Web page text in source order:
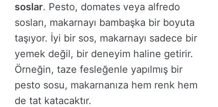
soslar. Pesto, domates veya alfredo
sosları, makarnayı bambaşka bir boyuta
taşıyor. İyi bir sos, makarnayı sadece bir
yemek değil, bir deneyim haline getirir.
Örneğin, taze fesleğenle yapılmış bir
pesto sosu, makarnanıza hem renk hem
de tat katacaktır.